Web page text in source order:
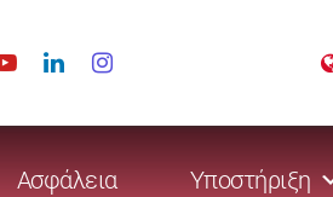
Ασφάλεια Υποστήριξη